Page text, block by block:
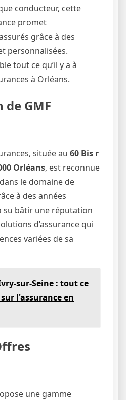
conducteur, cette
promet
grâce à des
personnalisées.
tout ce qu’il y a à
à Orléans.
GMF
située au 60 Bis r
Orléans, est reconnue
le domaine de
à des années
su bâtir une réputation
d’assurance qui
variées de sa
sur-Seine : tout ce
l'assurance en
une gamme